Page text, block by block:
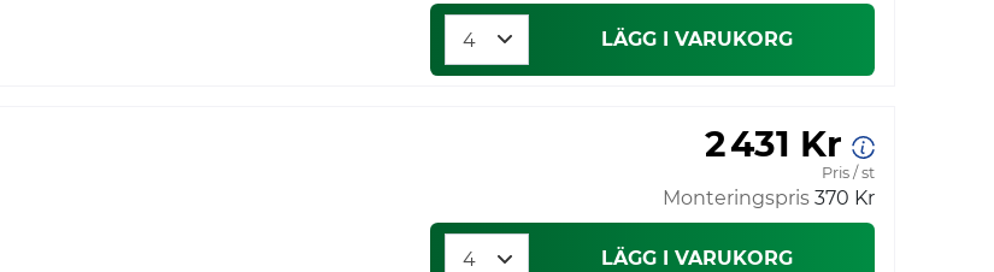
LÄGG I VARUKORG
2 431 Kr
Pris / st
Monteringspris 370 Kr
LÄGG I VARUKORG